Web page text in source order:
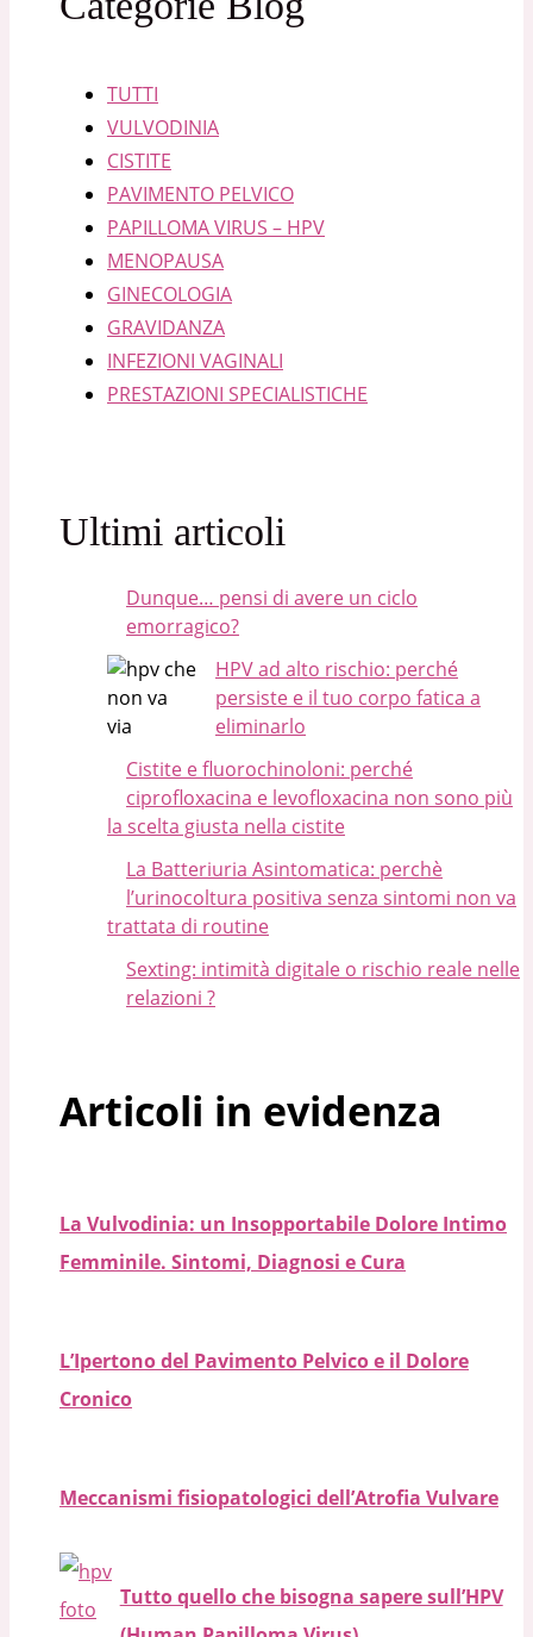
TUTTI
VULVODINIA
CISTITE
PAVIMENTO PELVICO
PAPILLOMA VIRUS – HPV
MENOPAUSA
GINECOLOGIA
GRAVIDANZA
INFEZIONI VAGINALI
PRESTAZIONI SPECIALISTICHE
Ultimi articoli
Dunque… pensi di avere un ciclo
emorragico?
HPV ad alto rischio: perché
persiste e il tuo corpo fatica a
eliminarlo
Cistite e fluorochinoloni: perché
ciprofloxacina e levofloxacina non sono più
la scelta giusta nella cistite
La Batteriuria Asintomatica: perchè
l’urinocoltura positiva senza sintomi non va
trattata di routine
Sexting: intimità digitale o rischio reale nelle
relazioni ?
Articoli in evidenza
La Vulvodinia: un Insopportabile Dolore Intimo
Femminile. Sintomi, Diagnosi e Cura
L’Ipertono del Pavimento Pelvico e il Dolore
Cronico
Meccanismi fisiopatologici dell’Atrofia Vulvare
Tutto quello che bisogna sapere sull’HPV